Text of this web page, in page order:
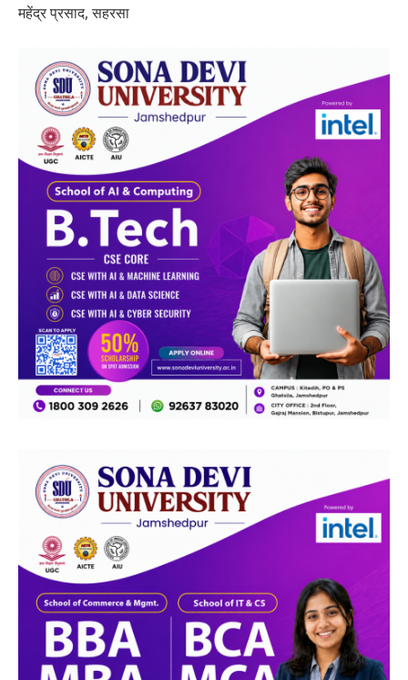
महेंद्र प्रसाद, सहरसा